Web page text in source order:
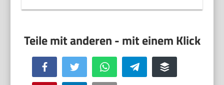
Facebook Twitter WhatsApp Telegram Buffer